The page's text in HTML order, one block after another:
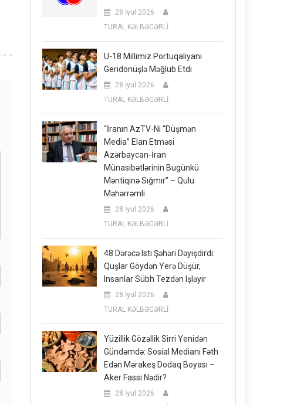
28 İyul 2026
TURAL KƏLBƏCƏRLİ
U-18 Millimiz Portuqaliyanı
Geridönüşlə Məğlub Etdi
28 İyul 2026
TURAL KƏLBƏCƏRLİ
“İranın AzTV-Ni “düşmən
Media” Elan Etməsi
Azərbaycan-İran
Münasibətlərinin Bugünkü
Məntiqinə Sığmır” – Qulu
Məhərrəmli
28 İyul 2026
TURAL KƏLBƏCƏRLİ
48 Dərəcə Isti Şəhəri Dəyişdirdi:
Quşlar Göydən Yerə Düşür,
Insanlar Sübh Tezdən Işləyir
28 İyul 2026
TURAL KƏLBƏCƏRLİ
Yüzillik Gözəllik Sirri Yenidən
Gündəmdə: Sosial Medianı Fəth
Edən Mərakeş Dodaq Boyası –
Aker Fassi Nədir?
28 İyul 2026